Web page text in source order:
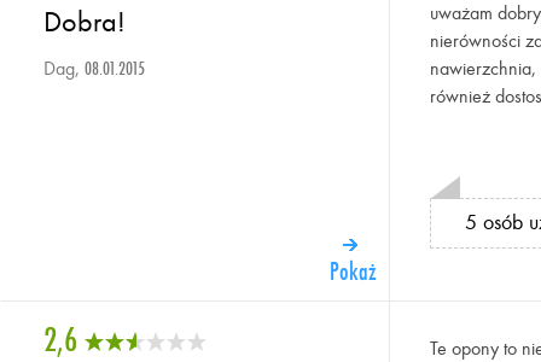
Dobra!
Dag, 08.01.2015
Pokaż
uważam
nierówności
nawierzchnia,
również
5 osób
2,6
Te opony to